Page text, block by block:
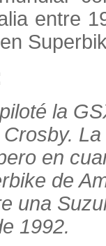
entre
la
en
de
una
1992.